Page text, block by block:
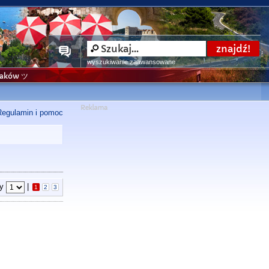
wyszukiwanie zaawansowane
ツ
i pomoc
1 2 3